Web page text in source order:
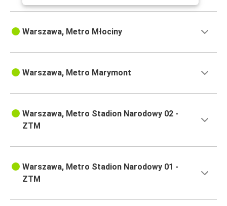
Warszawa, Metro Młociny
Warszawa, Metro Marymont
Warszawa, Metro Stadion Narodowy 02 -
ZTM
Warszawa, Metro Stadion Narodowy 01 -
ZTM